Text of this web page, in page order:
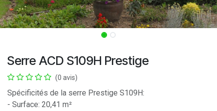
Serre ACD S109H Prestige
(0 avis)
Spécificités de la serre Prestige S109H:
- Surface: 20,41 m²